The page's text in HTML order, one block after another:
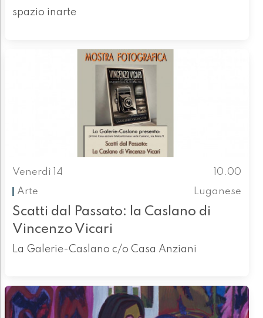
spazio inarte
Venerdì 14
10.00
Arte
Luganese
Scatti dal Passato: la Caslano di
Vincenzo Vicari
La Galerie-Caslano c/o Casa Anziani